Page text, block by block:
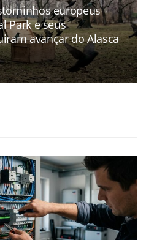
europeus
Park e seus
avançar do Alasca